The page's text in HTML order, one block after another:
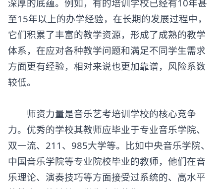
深厚的底蕴。例如，有的培训学校已经有10年甚
至15年以上的办学经验，在长期的发展过程中，
它们积累了丰富的教学资源，形成了成熟的教学
体系，在应对各种教学问题和满足不同学生需求
方面更有经验，相对来说也更加靠谱，风险系数
较低。
师资力量是音乐艺考培训学校的核心竞争
力。优秀的学校其教师应毕业于专业音乐学院、
双一流、211、985大学等。比如中央音乐学院、
中国音乐学院等专业院校毕业的教师，他们在音
乐理论、演奏技巧等方面接受过系统的、高水平